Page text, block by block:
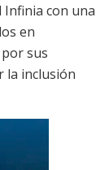
Infinia con una
en
sus
la inclusión